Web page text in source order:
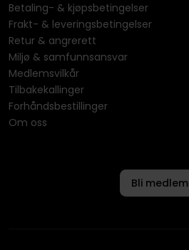
Betaling- & kjøpsbetingelser
Frakt- & leveringsbetingelser
Retur & angrerett
Miljø & samfunnsansvar
Medlemsvilkår
Tilbakekallinger
Forhåndsbestillinger
Om oss
Bli medlem